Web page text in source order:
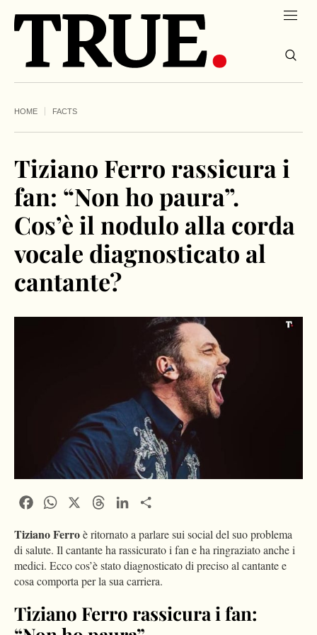
HOME FACTS
Tiziano Ferro rassicura i
fan: “Non ho paura”.
Cos’è il nodulo alla corda
vocale diagnosticato al
cantante?
FacebookWhatsApp ThreadsLinkedIn
Tiziano Ferroè ritornato a parlare sui social del suo problema
di salute. Il cantante ha rassicurato i fan e ha ringraziato anche i
medici. Ecco cos’è stato diagnosticato di preciso al cantante e
cosa comporta per la sua carriera.
Tiziano Ferro rassicura i fan: